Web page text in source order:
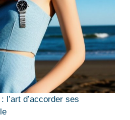
l’art d’accorder ses